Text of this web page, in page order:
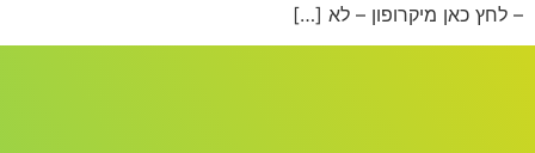
– לחץ כאן מיקרופון – לא […]